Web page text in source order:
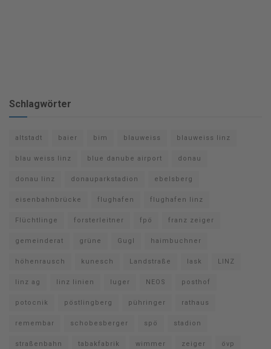
Schlagwörter
altstadt baier bim blauweiss blauweiss linz
blau weiss linz blue danube airport donau
donau linz donauparkstadion ebelsberg
eisenbahnbrücke flughafen flughafen linz
Flüchtlinge forsterleitner fpö franz zeiger
gemeinderat grüne Gugl haimbuchner
höhenrausch kunesch Landstraße lask LINZ
linz ag linz linien luger NEOS posthof
potocnik pöstlingberg pühringer rathaus
remembar schobesberger spö stadion
straßenbahn tabakfabrik wimmer zeiger övp